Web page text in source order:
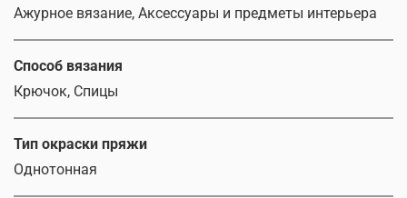
Ажурное вязание, Аксессуары и предметы интерьера
Способ вязания
Крючок, Спицы
Тип окраски пряжи
Однотонная